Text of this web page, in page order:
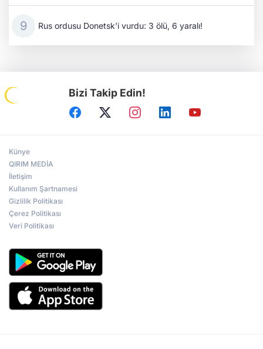
Rus ordusu Donetsk'i vurdu: 3 ölü, 6 yaralı!
Bizi Takip Edin!
Künye
QIRIM MEDİA
İletişim
Kullanım Şartnamesi
Gizlilik Politikası
Çerez Politikası
Veri Politikası